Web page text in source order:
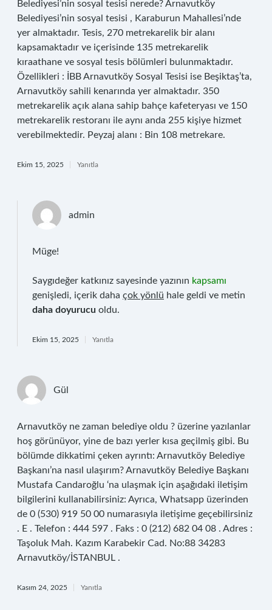
Belediyesi’nin sosyal tesisi nerede? Arnavutköy
Belediyesi’nin sosyal tesisi , Karaburun Mahallesi’nde
yer almaktadır. Tesis, 270 metrekarelik bir alanı
kapsamaktadır ve içerisinde 135 metrekarelik
kıraathane ve sosyal tesis bölümleri bulunmaktadır.
Özellikleri : İBB Arnavutköy Sosyal Tesisi ise Beşiktaş’ta,
Arnavutköy sahili kenarında yer almaktadır. 350
metrekarelik açık alana sahip bahçe kafeteryası ve 150
metrekarelik restoranı ile aynı anda 255 kişiye hizmet
verebilmektedir. Peyzaj alanı : Bin 108 metrekare.
Ekim 15, 2025 Yanıtla
admin
Müge!
Saygıdeğer katkınız sayesinde yazının kapsamı
genişledi, içerik daha çok yönlü hale geldi ve metin
daha doyurucu oldu.
Ekim 15, 2025 Yanıtla
Gül
Arnavutköy ne zaman belediye oldu ? üzerine yazılanlar
hoş görünüyor, yine de bazı yerler kısa geçilmiş gibi. Bu
bölümde dikkatimi çeken ayrıntı: Arnavutköy Belediye
Başkanı’na nasıl ulaşırım? Arnavutköy Belediye Başkanı
Mustafa Candaroğlu ‘na ulaşmak için aşağıdaki iletişim
bilgilerini kullanabilirsiniz: Ayrıca, Whatsapp üzerinden
de 0 (530) 919 50 00 numarasıyla iletişime geçebilirsiniz
. E . Telefon : 444 597 . Faks : 0 (212) 682 04 08 . Adres :
Taşoluk Mah. Kazım Karabekir Cad. No:88 34283
Arnavutköy/İSTANBUL .
Kasım 24, 2025 Yanıtla